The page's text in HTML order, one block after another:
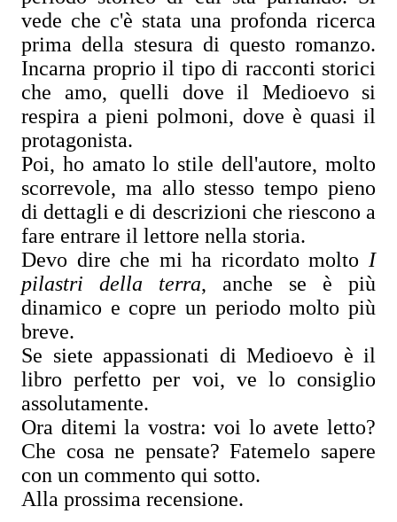
vede che c'è stata una profonda ricerca
prima della stesura di questo romanzo.
Incarna proprio il tipo di racconti storici
che amo, quelli dove il Medioevo si
respira a pieni polmoni, dove è quasi il
protagonista.
Poi, ho amato lo stile dell'autore, molto
scorrevole, ma allo stesso tempo pieno
di dettagli e di descrizioni che riescono a
fare entrare il lettore nella storia.
Devo dire che mi ha ricordato molto I
pilastri della terra, anche se è più
dinamico e copre un periodo molto più
breve.
Se siete appassionati di Medioevo è il
libro perfetto per voi, ve lo consiglio
assolutamente.
Ora ditemi la vostra: voi lo avete letto?
Che cosa ne pensate? Fatemelo sapere
con un commento qui sotto.
Alla prossima recensione.